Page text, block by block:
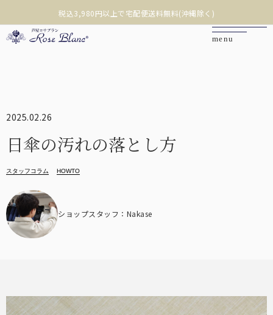
税込3,980円以上で宅配便送料無料(沖縄除く)
マイページ
お問い合わせ
ご利用ガイド
2025.02.26
日傘の汚れの落とし方
スタッフコラム HOWTO
ショップスタッフ：Nakase